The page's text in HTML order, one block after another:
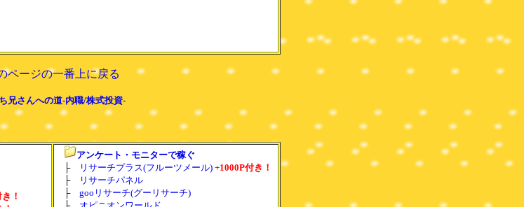
ページの一番上に戻る
兄さんへの道-内職/株式投資-
！
アンケート・モニターで稼ぐ
├
リサーチプラス(フルーツメール) +1000P付き！
├
リサーチパネル
├ gooリサーチ(グーリサーチ)